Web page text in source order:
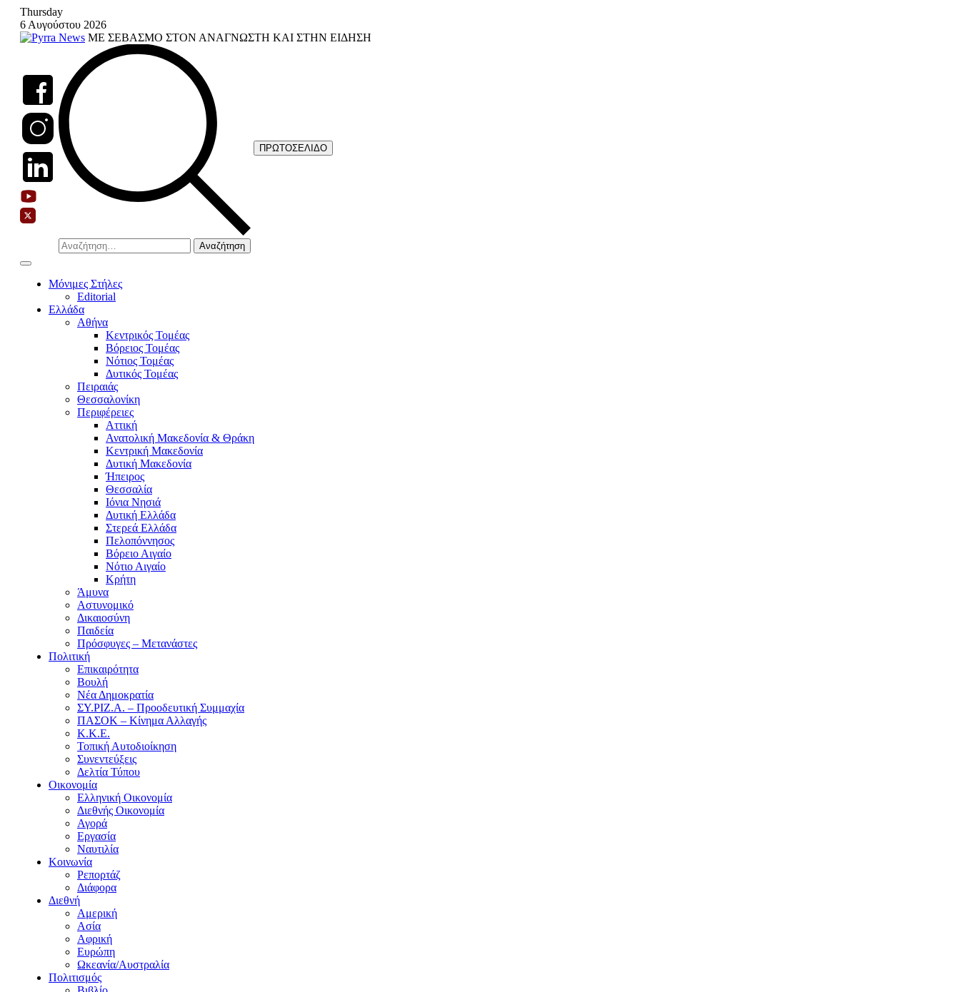
Skip
content
Thursday
6 Αυγούστου 2026
ΜΕ ΣΕΒΑΣΜΟ ΣΤΟΝ ΑΝΑΓΝΩΣΤΗ ΚΑΙ ΣΤΗΝ ΕΙΔΗΣΗ
Αναζήτηση
για:
ΠΡΩΤΟΣΕΛΙΔΟ
Μόνιμες Στήλες
Editorial
Ελλάδα
Αθήνα
Κεντρικός Τομέας
Βόρειος Τομέας
Νότιος Τομέας
Δυτικός Τομέας
Πειραιάς
Θεσσαλονίκη
Περιφέρειες
Αττική
Ανατολική Μακεδονία & Θράκη
Κεντρική Μακεδονία
Δυτική Μακεδονία
Ήπειρος
Θεσσαλία
Ιόνια Νησιά
Δυτική Ελλάδα
Στερεά Ελλάδα
Πελοπόννησος
Βόρειο Αιγαίο
Νότιο Αιγαίο
Κρήτη
Άμυνα
Αστυνομικό
Δικαιοσύνη
Παιδεία
Πρόσφυγες – Μετανάστες
Πολιτική
Επικαιρότητα
Βουλή
Νέα Δημοκρατία
ΣΥ.ΡΙΖ.Α. – Προοδευτική Συμμαχία
ΠΑΣΟΚ – Κίνημα Αλλαγής
Κ.Κ.Ε.
Τοπική Αυτοδιοίκηση
Συνεντεύξεις
Δελτία Τύπου
Οικονομία
Ελληνική Οικονομία
Διεθνής Οικονομία
Αγορά
Εργασία
Ναυτιλία
Κοινωνία
Ρεπορτάζ
Διάφορα
Διεθνή
Αμερική
Ασία
Αφρική
Ευρώπη
Ωκεανία/Αυστραλία
Πολιτισμός